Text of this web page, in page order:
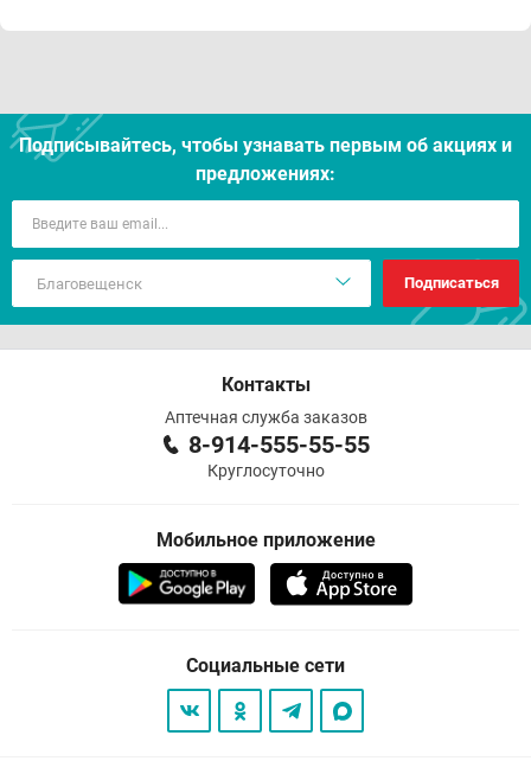
Подписывайтесь, чтобы узнавать первым об акцияx и
предложениях:
Подписаться
Контакты
Аптечная служба заказов
8-914-555-55-55
Круглосуточно
Мобильное приложение
Социальные сети